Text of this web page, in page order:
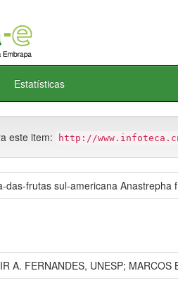
Estatísticas
este item: http://
das-frutas sul-americana
A. FERNANDES, UNESP; MARCOS